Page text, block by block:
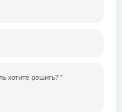
хотите решить?